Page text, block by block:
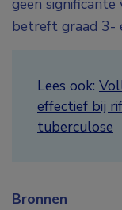
geen
betreft graad 3-
Lees ook:
effectief bij
tuberculose
Bronnen